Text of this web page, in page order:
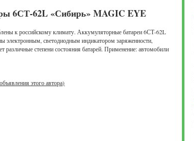
6СТ-62L «Сибирь» MAGIC EYE
к российскому климату. Аккумуляторные батареи 6СТ-62L
электронным, светодиодным индикатором заряженности,
различные степени состояния батарей. Применение: автомобили
этого автора)